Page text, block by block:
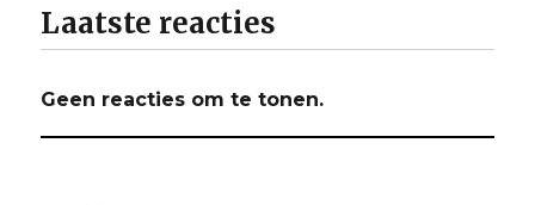
Laatste reacties
Geen reacties om te tonen.